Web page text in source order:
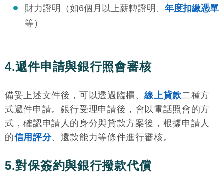
財力證明（如6個月以上薪轉證明、 年度扣繳憑單
等）
4.遞件申請與銀行照會審核
備妥上述文件後，可以透過臨櫃、線上貸款二種方
式遞件申請。銀行受理申請後，會以電話照會的方
式，確認申請人的身分與貸款方案後，根據申請人
的信用評分、還款能力等條件進行審核。
5.對保簽約與銀行撥款代償